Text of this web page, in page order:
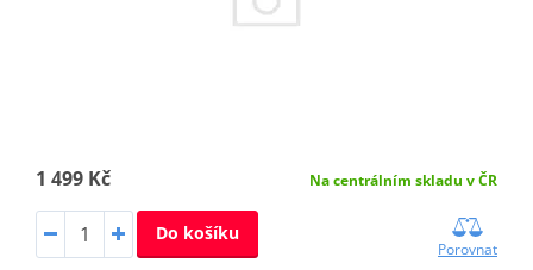
1 499 Kč Na centrálním skladu v ČR
Do košíku
Porovnat